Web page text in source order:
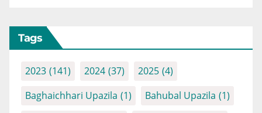
Tags
2023 (141) 2024 (37) 2025 (4)
Baghaichhari Upazila (1) Bahubal Upazila (1)